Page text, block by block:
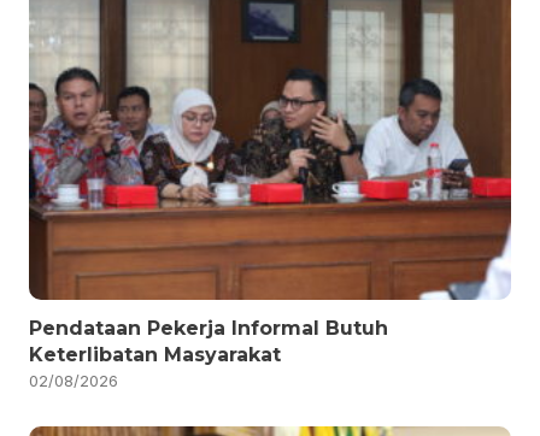
Pendataan Pekerja Informal Butuh
Keterlibatan Masyarakat
02/08/2026